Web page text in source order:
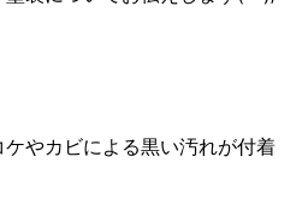
やカビによる黒い汚れが付着